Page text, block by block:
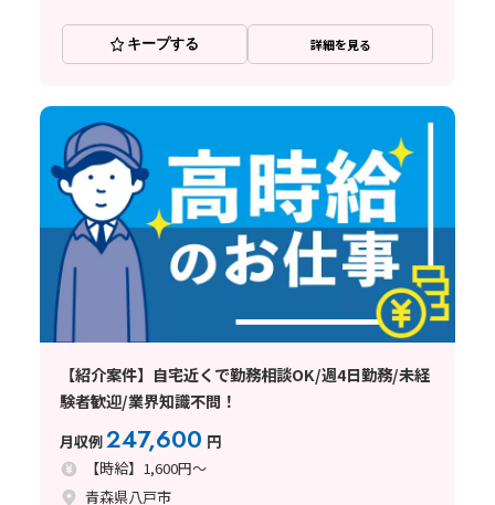
キープする 詳細を見る
【紹介案件】自宅近くで勤務相談OK/週4日勤務/未経
験者歓迎/業界知識不問！
月収例247,600 円
【時給】1,600円～
青森県八戸市